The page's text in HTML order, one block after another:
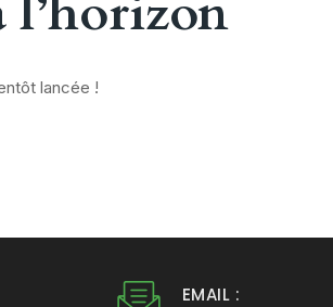
lancée !
EMAIL :